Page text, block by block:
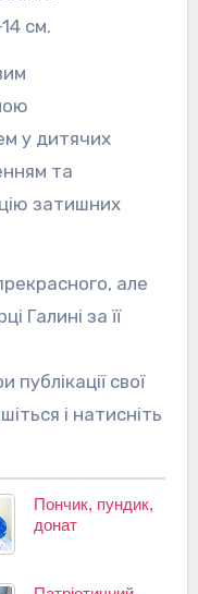
см.
у дитячих
та
затишних
Галині за її
публікації свої
і натисніть
Пончик, пундик,
донат